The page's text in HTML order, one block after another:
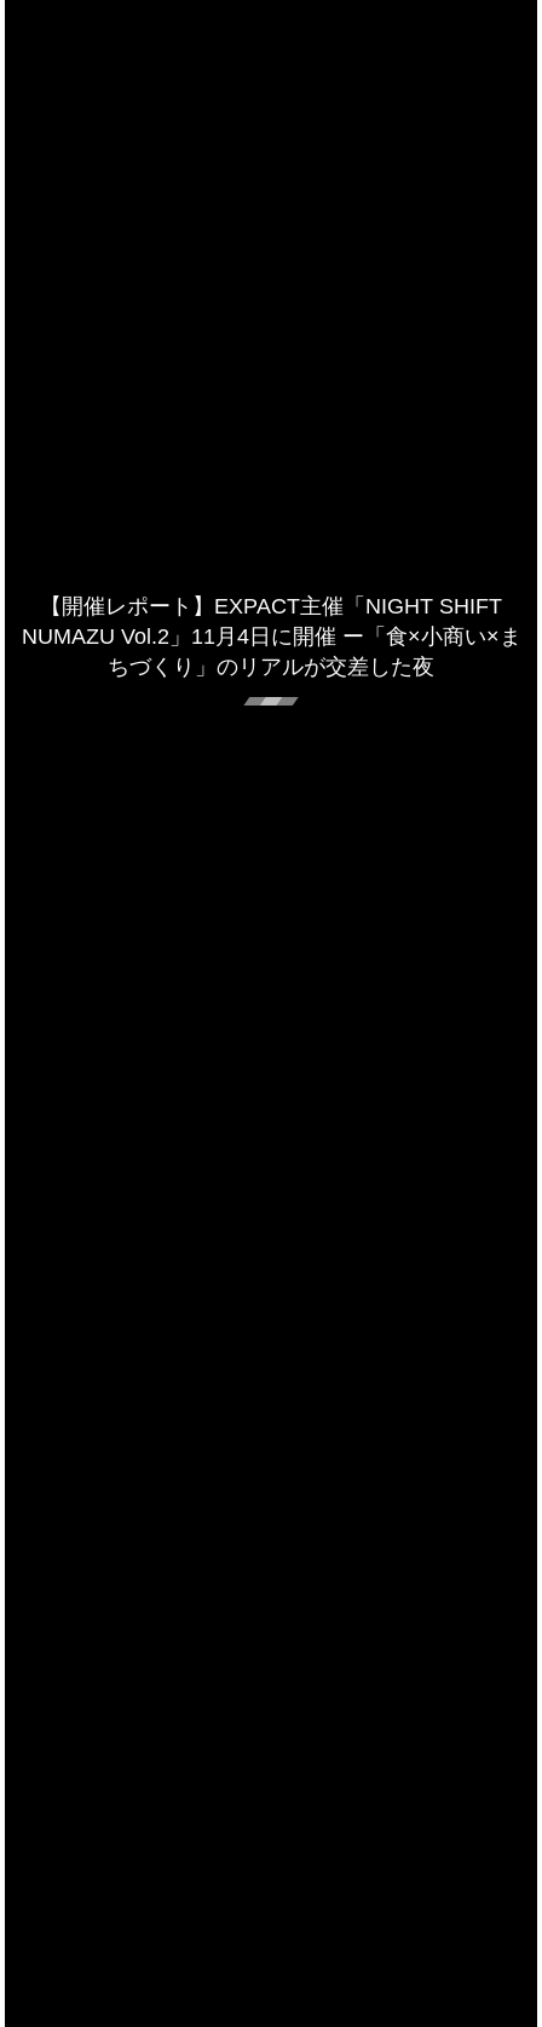
【開催レポート】EXPACT主催「NIGHT SHIFT
NUMAZU Vol.2」11月4日に開催 ー「食×小商い×ま
ちづくり」のリアルが交差した夜